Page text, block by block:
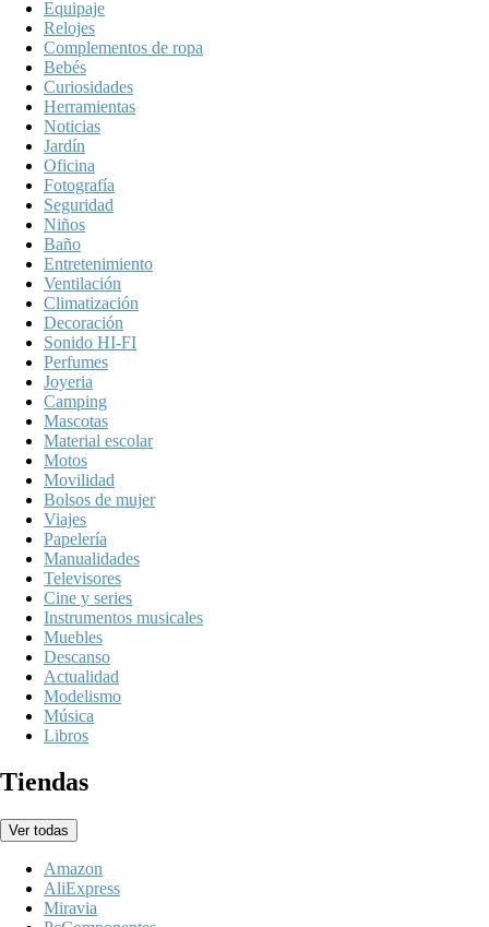
Equipaje
Relojes
Complementos de ropa
Bebés
Curiosidades
Herramientas
Noticias
Jardín
Oficina
Fotografía
Seguridad
Niños
Baño
Entretenimiento
Ventilación
Climatización
Decoración
Sonido HI-FI
Perfumes
Joyeria
Camping
Mascotas
Material escolar
Motos
Movilidad
Bolsos de mujer
Viajes
Papelería
Manualidades
Televisores
Cine y series
Instrumentos musicales
Muebles
Descanso
Actualidad
Modelismo
Música
Libros
Tiendas
Ver todas
Amazon
AliExpress
Miravia